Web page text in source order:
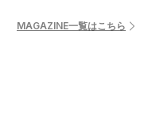
MAGAZINE一覧はこちら